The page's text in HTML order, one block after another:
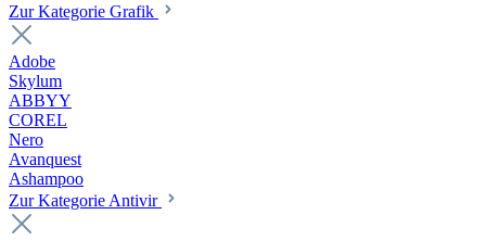
Zur Kategorie Grafik
Adobe
Skylum
ABBYY
COREL
Nero
Avanquest
Ashampoo
Zur Kategorie Antivir